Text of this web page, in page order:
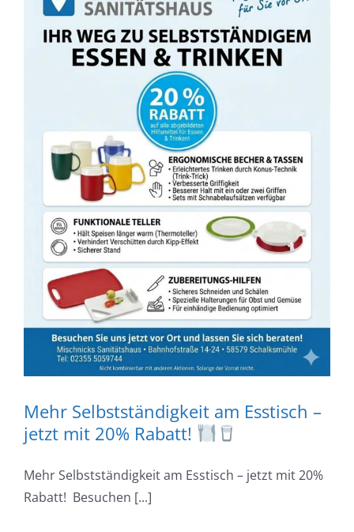
Mehr Selbstständigkeit am Esstisch –
jetzt mit 20% Rabatt!
Mehr Selbstständigkeit am Esstisch – jetzt mit 20%
Rabatt! Besuchen [...]